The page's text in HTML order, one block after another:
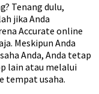
Tenang dulu,
jika Anda
Accurate online
Meskipun Anda
Anda, Anda tetap
lain atau melalui
tempat usaha.